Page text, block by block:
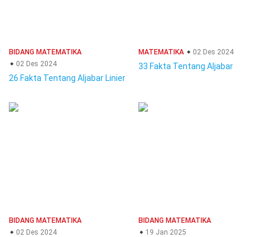
BIDANG MATEMATIKA
02 Des 2024
26 Fakta Tentang Aljabar Linier
MATEMATIKA 02 Des 2024
33 Fakta Tentang Aljabar
BIDANG MATEMATIKA
02 Des 2024
BIDANG MATEMATIKA
19 Jan 2025